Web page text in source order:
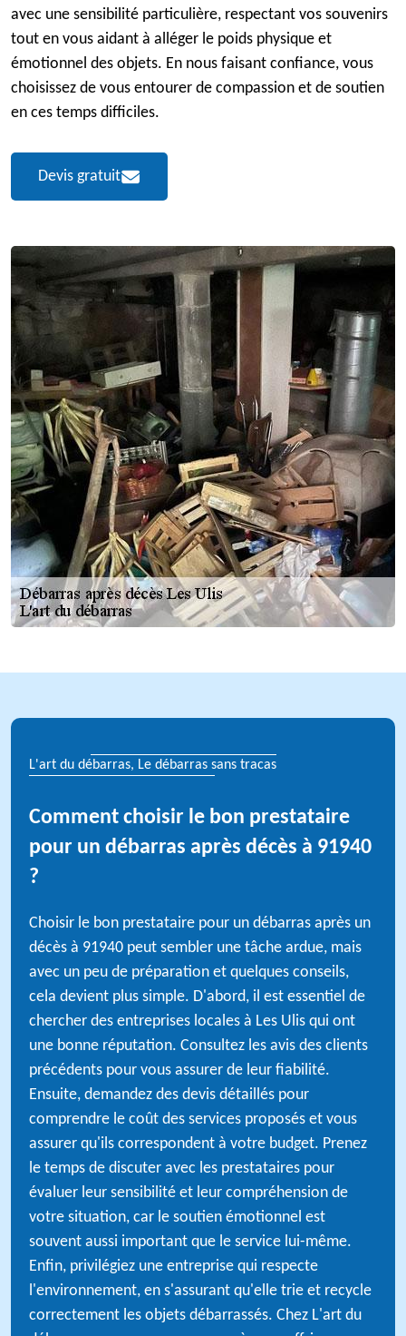
avec une sensibilité particulière, respectant vos souvenirs
tout en vous aidant à alléger le poids physique et
émotionnel des objets. En nous faisant confiance, vous
choisissez de vous entourer de compassion et de soutien
en ces temps difficiles.
Devis gratuit
L'art du débarras, Le débarras sans tracas
Comment choisir le bon prestataire
pour un débarras après décès à 91940
?
Choisir le bon prestataire pour un débarras après un
décès à 91940 peut sembler une tâche ardue, mais
avec un peu de préparation et quelques conseils,
cela devient plus simple. D'abord, il est essentiel de
chercher des entreprises locales à Les Ulis qui ont
une bonne réputation. Consultez les avis des clients
précédents pour vous assurer de leur fiabilité.
Ensuite, demandez des devis détaillés pour
comprendre le coût des services proposés et vous
assurer qu'ils correspondent à votre budget. Prenez
le temps de discuter avec les prestataires pour
évaluer leur sensibilité et leur compréhension de
votre situation, car le soutien émotionnel est
souvent aussi important que le service lui-même.
Enfin, privilégiez une entreprise qui respecte
l'environnement, en s'assurant qu'elle trie et recycle
correctement les objets débarrassés. Chez L'art du